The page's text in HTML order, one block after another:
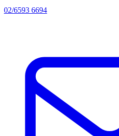
02/6593 6694